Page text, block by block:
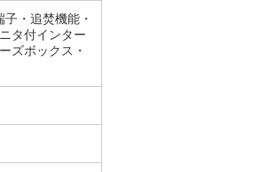
・追焚機能・
タ付インター
ズボックス・